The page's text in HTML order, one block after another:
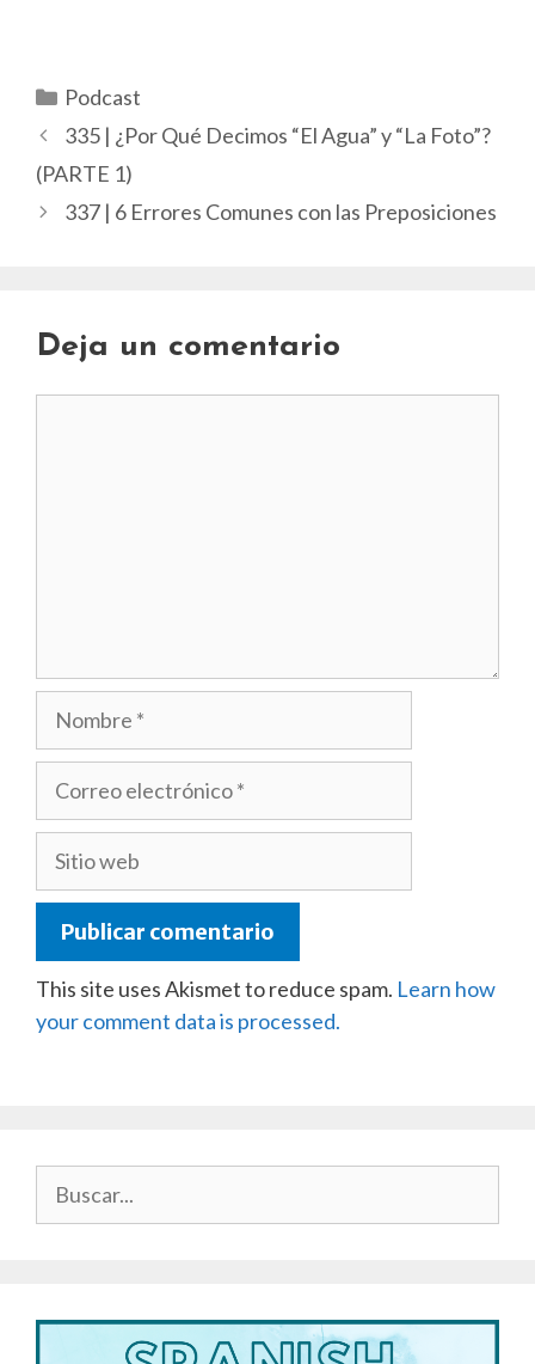
Categorías
Podcast
335 | ¿Por Qué Decimos “El Agua” y “La Foto”?
(PARTE 1)
337 | 6 Errores Comunes con las Preposiciones
Deja un comentario
This site uses Akismet to reduce spam. Learn how
your comment data is processed.